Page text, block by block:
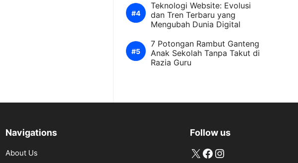
Teknologi Website: Evolusi
dan Tren Terbaru yang
Mengubah Dunia Digital
7 Potongan Rambut Ganteng
Anak Sekolah Tanpa Takut di
Razia Guru
Navigations
About Us
Follow us
X Facebook
Instagram